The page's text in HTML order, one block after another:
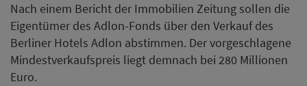
Nach einem Bericht der Immobilien Zeitung sollen die
Eigentümer des Adlon-Fonds über den Verkauf des
Berliner Hotels Adlon abstimmen. Der vorgeschlagene
Mindestverkaufspreis liegt demnach bei 280 Millionen
Euro.